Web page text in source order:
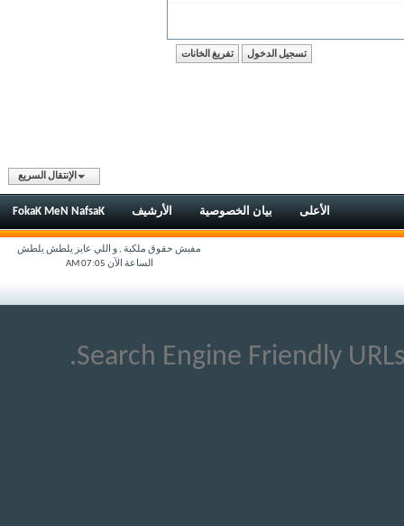
الإنتقال السريع
FokaK MeN NafsaK الأرشيف بيان الخصوصية الأعلى
مفيش حقوق ملكية , و اللي عايز يلطش يلطش
الساعة الآن07:05 AM
Search Engine Friendly